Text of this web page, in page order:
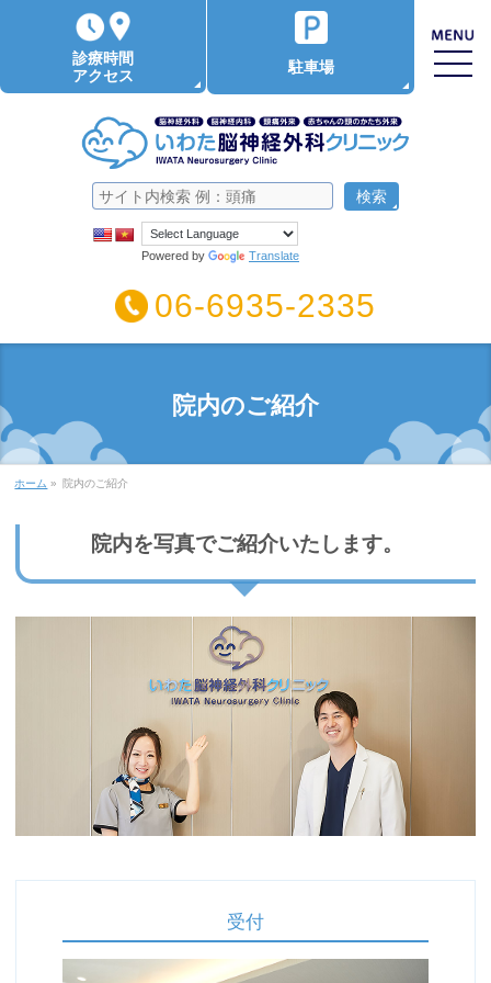
Powered by Translate
06-6935-2335
診療時間
アクセス
駐車場
院内のご紹介
ホーム » 院内のご紹介
院内を写真でご紹介いたします。
受付